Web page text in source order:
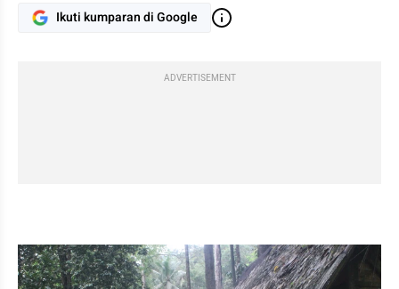
Ikuti kumparan di Google
ADVERTISEMENT